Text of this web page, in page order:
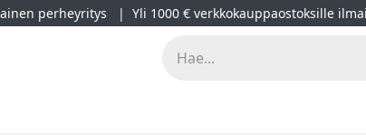
perheyritys | Yli 1000 € verkkokauppaostoksille